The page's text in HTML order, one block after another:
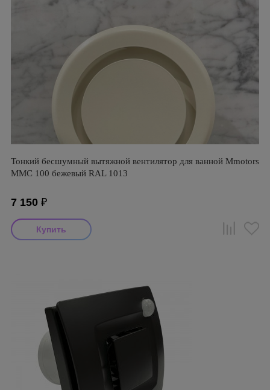
Тонкий бесшумный вытяжной вентилятор для ванной Mmotors
ММC 100 бежевый RAL 1013
7 150 ₽